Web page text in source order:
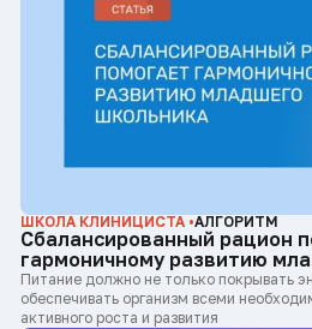
ШКОЛА КЛИНИЦИСТА •АЛГОРИТМ
Сбалансированный рацион
гармоничному развитию
Питание должно не только покрывать
обеспечивать организм всеми
активного роста и развития